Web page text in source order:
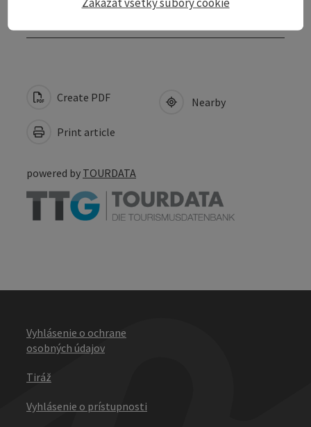
Create PDF
Print article
Nearby
powered by TOURDATA
Vyhlásenie o ochrane
osobných údajov
Tiráž
Vyhlásenie o prístupnosti